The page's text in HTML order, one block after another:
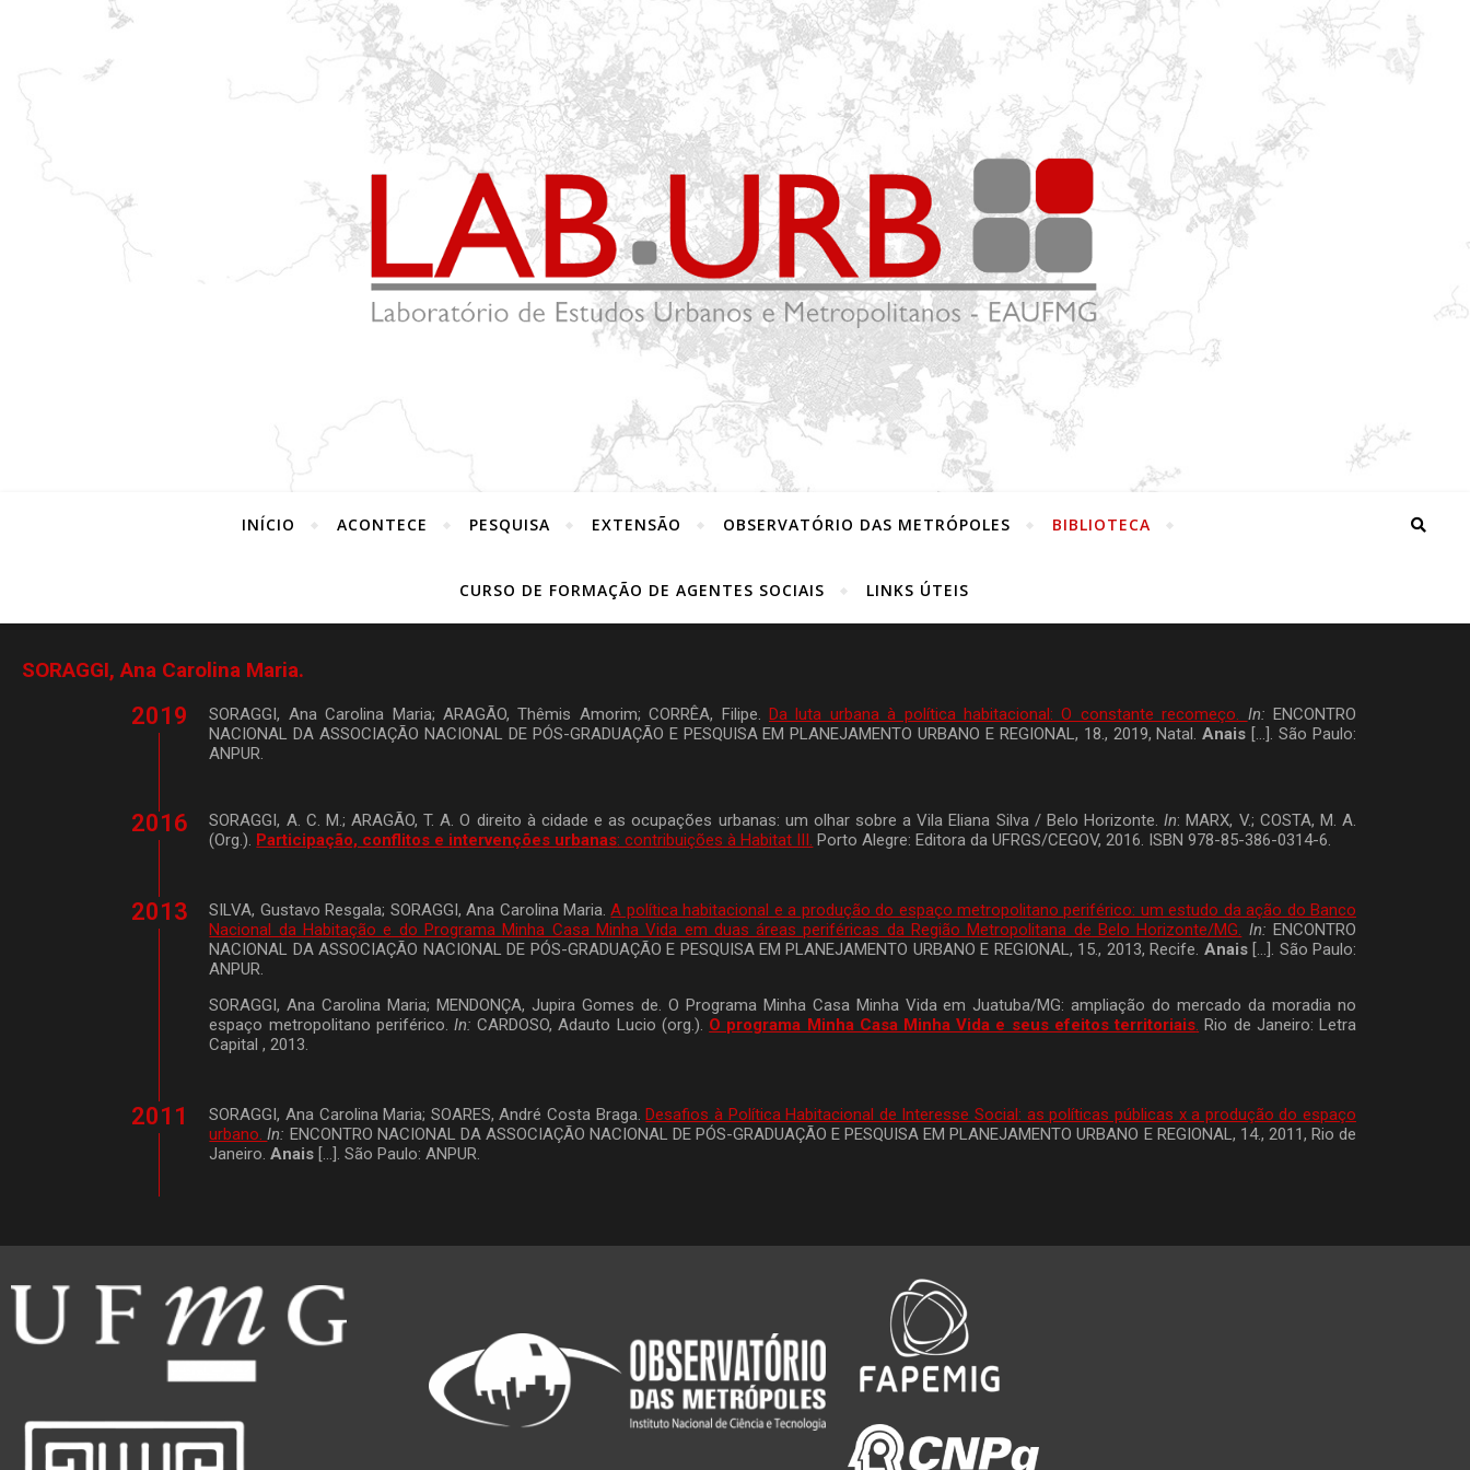
INÍCIO ACONTECE PESQUISA EXTENSÃO OBSERVATÓRIO DAS METRÓPOLES BIBLIOTECA
CURSO DE FORMAÇÃO DE AGENTES SOCIAIS LINKS ÚTEIS
SORAGGI, Ana Carolina Maria.
2019
2016
2013
2011
SORAGGI, Ana Carolina Maria; ARAGÃO, Thêmis Amorim; CORRÊA, Filipe. Da luta urbana à política habitacional: O constante recomeço. In: ENCONTRO
NACIONAL DA ASSOCIAÇÃO NACIONAL DE PÓS-GRADUAÇÃO E PESQUISA EM PLANEJAMENTO URBANO E REGIONAL, 18., 2019, Natal.Anais […]. São Paulo:
ANPUR.
SORAGGI, A. C. M.; ARAGÃO, T. A. O direito à cidade e as ocupações urbanas: um olhar sobre a Vila Eliana Silva / Belo Horizonte.In: MARX, V.; COSTA, M. A.
(Org.). Participação, conflitos e intervenções urbanas: contribuições à Habitat III. Porto Alegre: Editora da UFRGS/CEGOV, 2016. ISBN 978-85-386-0314-6.
SILVA, Gustavo Resgala; SORAGGI, Ana Carolina Maria.A política habitacional e a produção do espaço metropolitano periférico: um estudo da ação do Banco
Nacional da Habitação e do Programa Minha Casa Minha Vida em duas áreas periféricas da Região Metropolitana de Belo Horizonte/MG. In: ENCONTRO
NACIONAL DA ASSOCIAÇÃO NACIONAL DE PÓS-GRADUAÇÃO E PESQUISA EM PLANEJAMENTO URBANO E REGIONAL, 15., 2013, Recife. Anais[…]. São Paulo:
ANPUR.
SORAGGI, Ana Carolina Maria; MENDONÇA, Jupira Gomes de. O Programa Minha Casa Minha Vida em Juatuba/MG: ampliação do mercado da moradia no
espaço metropolitano periférico.In: CARDOSO, Adauto Lucio (org.). O programa Minha Casa Minha Vida e seus efeitos territoriais. Rio de Janeiro: Letra
Capital , 2013.
SORAGGI, Ana Carolina Maria; SOARES, André Costa Braga.Desafios à Política Habitacional de Interesse Social: as políticas públicas x a produção do espaço
urbano.In: ENCONTRO NACIONAL DA ASSOCIAÇÃO NACIONAL DE PÓS-GRADUAÇÃO E PESQUISA EM PLANEJAMENTO URBANO E REGIONAL, 14., 2011, Rio de
Janeiro.Anais […]. São Paulo: ANPUR.